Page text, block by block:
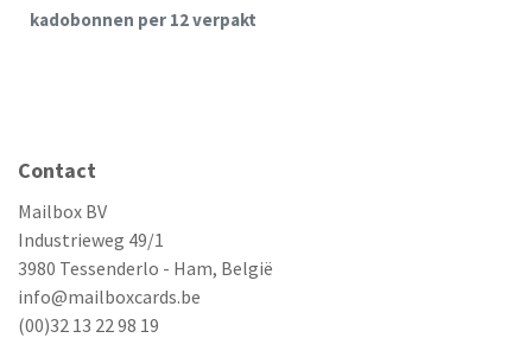
kadobonnen per 12 verpakt
Contact
Mailbox BV
Industrieweg 49/1
3980 Tessenderlo - Ham, België
info@mailboxcards.be
(00)32 13 22 98 19